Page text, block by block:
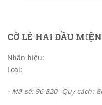
CỜ LÊ HAI ĐẦU
Nhãn hiệu:
Loại:
- Mã số: 96-820- Quy cách: